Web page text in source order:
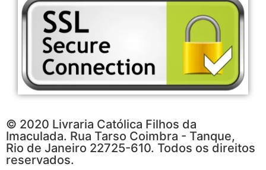
© 2020 Livraria Católica Filhos da
Imaculada. Rua Tarso Coimbra - Tanque,
Rio de Janeiro 22725-610. Todos os direitos
reservados.